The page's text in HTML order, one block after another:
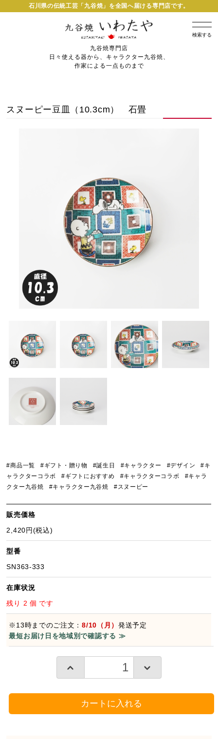
石川県の伝統工芸「九谷焼」を全国へ届ける専門店です。
検索する
九谷焼専門店
日々使える器から、キャラクター九谷焼、
作家による一点ものまで
スヌーピー豆皿（10.3cm） 石畳
#商品一覧 #ギフト・贈り物 #誕生日 #キャラクター #デザイン
#キ
ャラクターコラボ
#ギフトにおすすめ #キャラクターコラボ
#キャラ
クター九谷焼
#キャラクター九谷焼 #スヌーピー
販売価格
2,420円(税込)
型番
SN363-333
在庫状況
残り 2 個 です
※13時までのご注文：8/10（月）発送予定
最短お届け日を地域別で確認する ≫
カートに入れる